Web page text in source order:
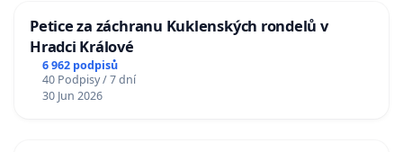
Petice za záchranu Kuklenských rondelů v
Hradci Králové
6 962 podpisů
40 Podpisy / 7 dní
30 Jun 2026